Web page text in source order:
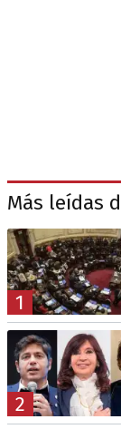
Más leídas
1
2